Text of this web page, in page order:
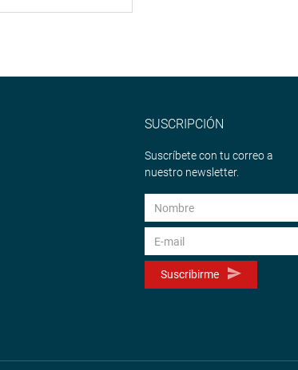
SUSCRIPCIÓN
Suscríbete con tu correo a
nuestro newsletter.
Suscribirme